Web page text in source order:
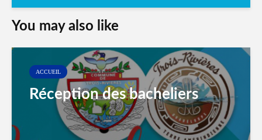
You may also like
ACCUEIL
Réception des bacheliers